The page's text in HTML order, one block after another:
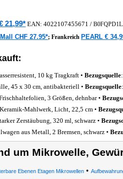
21,99* EAN: 4022107455671 /
CHF 27.95*; Frankreich PEARL €
10 kg Tragkraft • Bezugsquelle:
45 x 30 cm, antibakteriell • Bezugsquelle:
3 Größen, dehnbar •
Mahlwerk, Licht, 22,5 cm •
Zerstäubung, 320 ml, schwarz •
aus Metall, 2 Bremsen, schwarz •
um Mikrowelle,
Ebenen Etagen Mikrowellen •